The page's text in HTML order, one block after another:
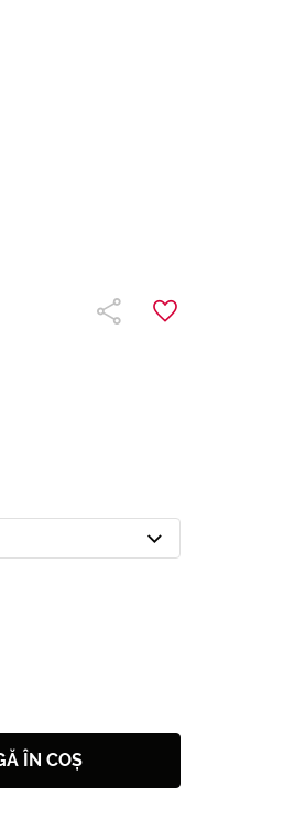
ÎN COȘ